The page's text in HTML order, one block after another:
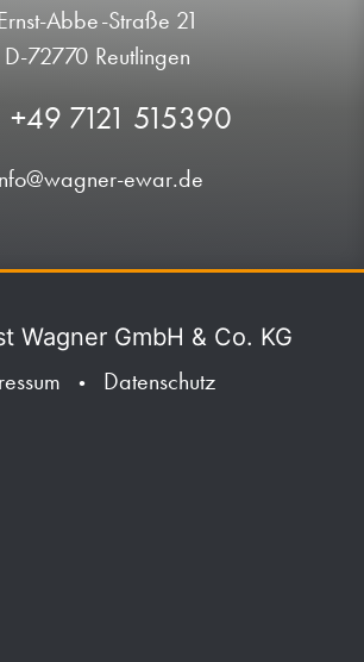
Abbe-Straße 21
D-72770 Reutlingen
+49 7121 515390
ewar.de
Wagner GmbH & Co. KG
• Datenschutz